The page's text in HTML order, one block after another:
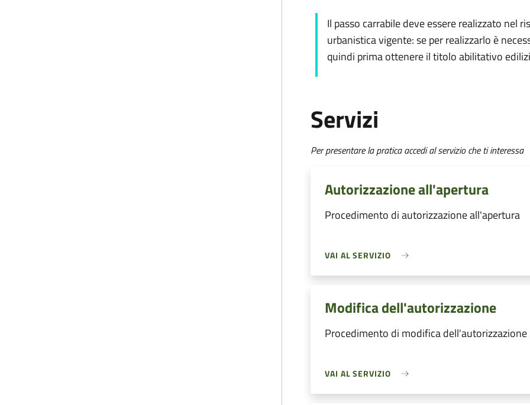
Il passo carrabile deve essere realizzato nel
urbanistica vigente: se per realizzarlo è
quindi prima ottenere il titolo abilitativo
Servizi
Per presentare la pratica accedi al servizio che ti interessa
Autorizzazione all'apertura
Procedimento di autorizzazione all'apertura
VAI AL SERVIZIO
Modifica dell'autorizzazione
Procedimento di modifica dell'autorizzazione
VAI AL SERVIZIO